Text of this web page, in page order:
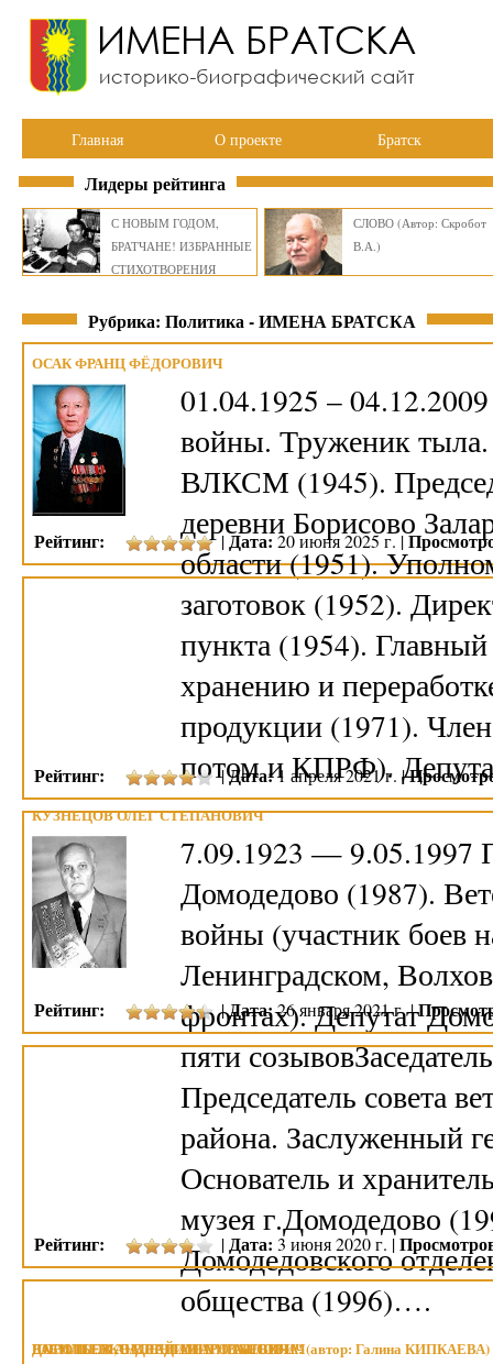
Главная О проекте Братск
Лидеры рейтинга
С НОВЫМ ГОДОМ,
БРАТЧАНЕ! ИЗБРАННЫЕ
СТИХОТВОРЕНИЯ
СЛОВО (Автор: Скробот
В.А.)
Рубрика: Политика - ИМЕНА БРАТСКА
ОСАК ФРАНЦ ФЁДОРОВИЧ
01.04.1925 –
войны. Труженик тыла.
ВЛКСМ (1945).
деревни Борисово
области (1951).
заготовок (1952).
пункта (1954). Главный
хранению и
продукции (1971).
потом и КПРФ).
Рейтинг: |Дата:20 июня 2025 г. |
КУЗНЕЦОВ ОЛЕГ СТЕПАНОВИЧ
7.09.1923 — 9.05.1997
Домодедово (1987).
войны (участник боев
Ленинградском,
фронтах). Депутат
пяти
Председатель совета
района. Заслуженный
Основатель и
музея г.Домодедово
Домодедовского
общества (1996)….
Рейтинг: |Дата:1 апреля 2021 г. |
ВАСИЛЬЕВ АНДРЕЙ АНАТОЛЬЕВИЧ
Рейтинг: |Дата:26 января 2021 г. |
ДОРОШЕНКО ВЛАДИМИР ПАВЛОВИЧ
Рейтинг: |Дата: 3 июня 2020 г. |
ЮБИЛЕЕМ, ВАЛЕНТИНА ИВАНОВНА! (автор: Галина КИПКАЕВА)